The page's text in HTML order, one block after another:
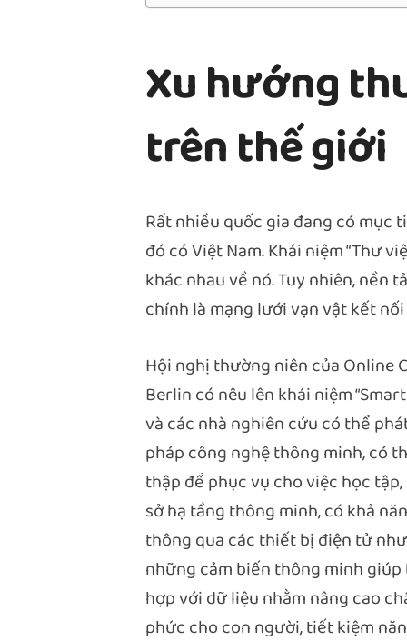
Xu hướng
trên thế giới
Rất nhiều quốc gia đang có
đó có Việt Nam. Khái niệm “Thư
khác nhau về nó. Tuy nhiên, nền
chính là mạng lưới vạn vật kết
Hội nghị thường niên của Online
Berlin có nêu lên khái niệm
và các nhà nghiên cứu có thể
pháp công nghệ thông minh, có
thập để phục vụ cho việc học
sở hạ tầng thông minh, có khả
thông qua các thiết bị điện tử
những cảm biến thông minh
hợp với dữ liệu nhằm nâng cao
phức cho con người, tiết kiệm